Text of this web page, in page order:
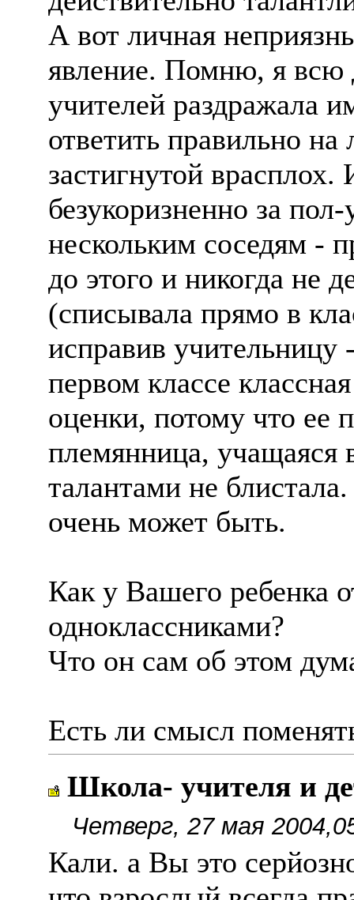
А вот личная
явление. Помню, я
учителей раздражала
ответить правильно
застигнутой
безукоризненно за
нескольким соседям -
до этого и никогда не
(списывала прямо в
исправив
первом классе
оценки, потому что ее
племянница,
талантами не
очень может быть.
Как у Вашего ребенка
одноклассниками?
Что он сам об этом
Есть ли смысл
Школа- учителя и
Четверг, 27 мая
Кали. а Вы это